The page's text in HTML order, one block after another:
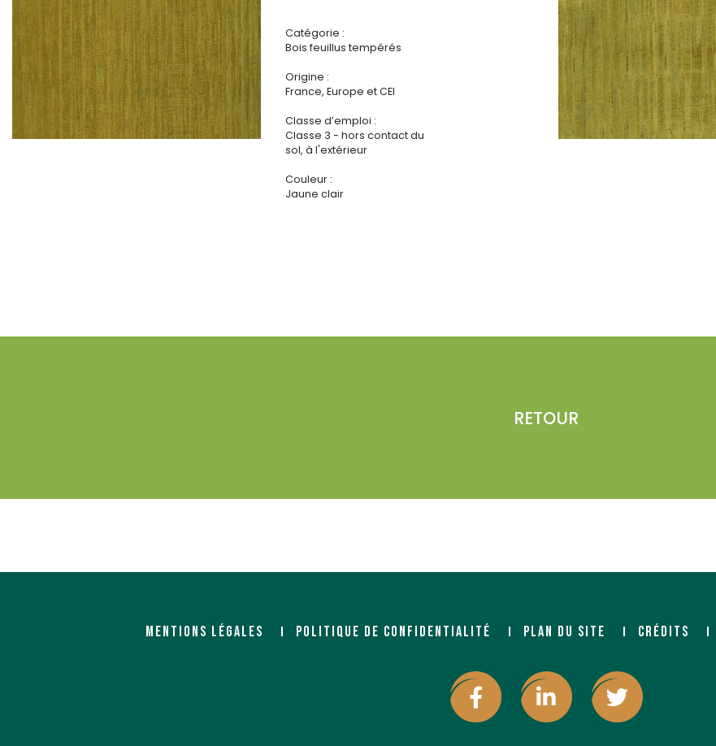
Catégorie :
Bois feuillus tempérés
Origine :
France, Europe et CEI
Classe d’emploi :
Classe 3 - hors contact du
sol, à l'extérieur
Couleur :
Jaune clair
RETOUR
MENTIONS LÉGALES POLITIQUE DE CONFIDENTIALITÉ PLAN DU SITE CRÉDITS